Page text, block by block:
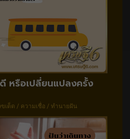
หรือเปลี่ยนแปลงครั้ง
ขเด็ด / ความเชื่อ / ทำนายฝัน